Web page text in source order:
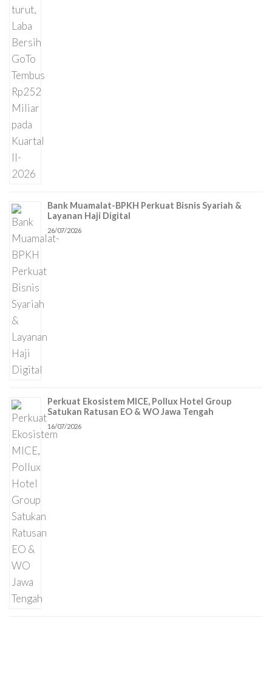
Bank Muamalat-BPKH Perkuat Bisnis Syariah &
Layanan Haji Digital
26/07/2026
Perkuat Ekosistem MICE, Pollux Hotel Group
Satukan Ratusan EO & WO Jawa Tengah
16/07/2026